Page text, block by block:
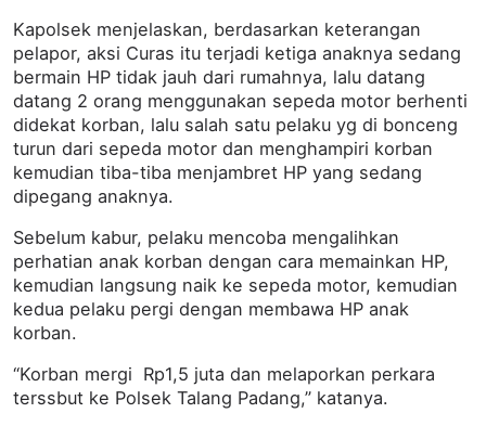
Kapolsek menjelaskan, berdasarkan keterangan
pelapor, aksi Curas itu terjadi ketiga anaknya sedang
bermain HP tidak jauh dari rumahnya, lalu datang
datang 2 orang menggunakan sepeda motor berhenti
didekat korban, lalu salah satu pelaku yg di bonceng
turun dari sepeda motor dan menghampiri korban
kemudian tiba-tiba menjambret HP yang sedang
dipegang anaknya.
Sebelum kabur, pelaku mencoba mengalihkan
perhatian anak korban dengan cara memainkan HP,
kemudian langsung naik ke sepeda motor, kemudian
kedua pelaku pergi dengan membawa HP anak
korban.
“Korban mergi Rp1,5 juta dan melaporkan perkara
terssbut ke Polsek Talang Padang,” katanya.